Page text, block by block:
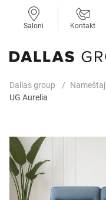
Saloni Kontakt
Dallas group Nameštaj
UG Aurelia